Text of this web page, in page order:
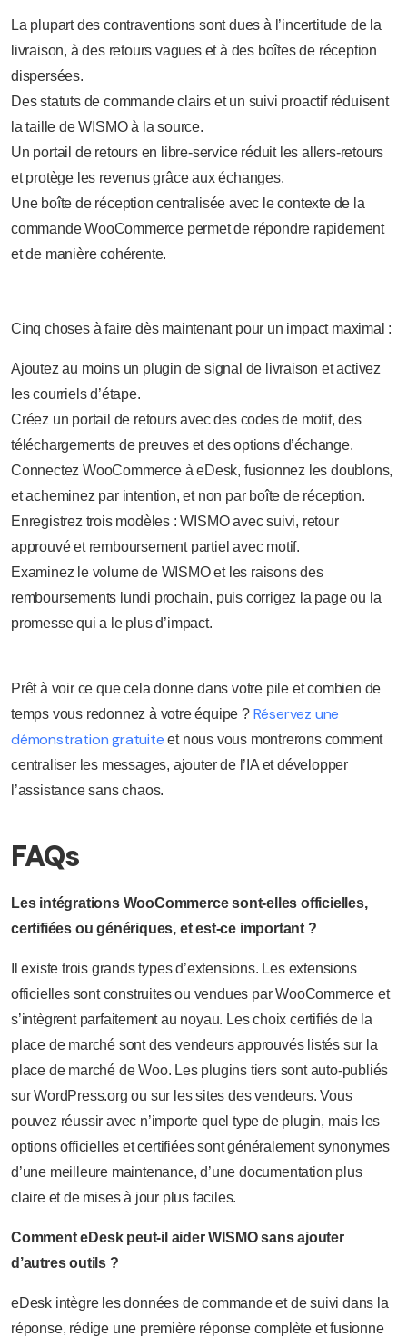
La plupart des contraventions sont dues à l’incertitude de la
livraison, à des retours vagues et à des boîtes de réception
dispersées.
Des statuts de commande clairs et un suivi proactif réduisent
la taille de WISMO à la source.
Un portail de retours en libre-service réduit les allers-retours
et protège les revenus grâce aux échanges.
Une boîte de réception centralisée avec le contexte de la
commande WooCommerce permet de répondre rapidement
et de manière cohérente.
Cinq choses à faire dès maintenant pour un impact maximal :
Ajoutez au moins un plugin de signal de livraison et activez
les courriels d’étape.
Créez un portail de retours avec des codes de motif, des
téléchargements de preuves et des options d’échange.
Connectez WooCommerce à eDesk, fusionnez les doublons,
et acheminez par intention, et non par boîte de réception.
Enregistrez trois modèles : WISMO avec suivi, retour
approuvé et remboursement partiel avec motif.
Examinez le volume de WISMO et les raisons des
remboursements lundi prochain, puis corrigez la page ou la
promesse qui a le plus d’impact.
Prêt à voir ce que cela donne dans votre pile et combien de
temps vous redonnez à votre équipe ? Réservez une
démonstration gratuite et nous vous montrerons comment
centraliser les messages, ajouter de l’IA et développer
l’assistance sans chaos.
FAQs
Les intégrations WooCommerce sont-elles officielles,
certifiées ou génériques, et est-ce important ?
Il existe trois grands types d’extensions. Les extensions
officielles sont construites ou vendues par WooCommerce et
s’intègrent parfaitement au noyau. Les choix certifiés de la
place de marché sont des vendeurs approuvés listés sur la
place de marché de Woo. Les plugins tiers sont auto-publiés
sur WordPress.org ou sur les sites des vendeurs. Vous
pouvez réussir avec n’importe quel type de plugin, mais les
options officielles et certifiées sont généralement synonymes
d’une meilleure maintenance, d’une documentation plus
claire et de mises à jour plus faciles.
Comment eDesk peut-il aider WISMO sans ajouter
d’autres outils ?
eDesk intègre les données de commande et de suivi dans la
réponse, rédige une première réponse complète et fusionne